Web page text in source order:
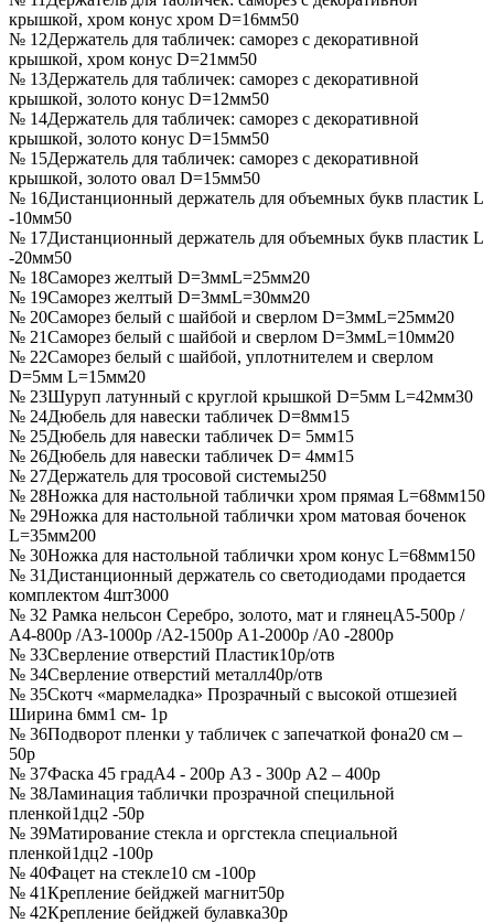
крышкой, хром конус хром D=16мм50
№ 12Держатель для табличек: саморез с декоративной
крышкой, хром конус D=21мм50
№ 13Держатель для табличек: саморез с декоративной
крышкой, золото конус D=12мм50
№ 14Держатель для табличек: саморез с декоративной
крышкой, золото конус D=15мм50
№ 15Держатель для табличек: саморез с декоративной
крышкой, золото овал D=15мм50
№ 16Дистанционный держатель для объемных букв пластик L
-10мм50
№ 17Дистанционный держатель для объемных букв пластик L
-20мм50
№ 18Саморез желтый D=3ммL=25мм20
№ 19Саморез желтый D=3ммL=30мм20
№ 20Саморез белый с шайбой и сверлом D=3ммL=25мм20
№ 21Саморез белый с шайбой и сверлом D=3ммL=10мм20
№ 22Саморез белый с шайбой, уплотнителем и сверлом
D=5мм L=15мм20
№ 23Шуруп латунный с круглой крышкой D=5мм L=42мм30
№ 24Дюбель для навески табличек D=8мм15
№ 25Дюбель для навески табличек D= 5мм15
№ 26Дюбель для навески табличек D= 4мм15
№ 27Держатель для тросовой системы250
№ 28Ножка для настольной таблички хром прямая L=68мм150
№ 29Ножка для настольной таблички хром матовая боченок
L=35мм200
№ 30Ножка для настольной таблички хром конус L=68мм150
№ 31 Дистанционный держатель со светодиодами продается
комплектом 4шт3000
№ 32 Рамка нельсон Серебро, золото, мат и глянецА5-500р /
А4-800р /А3-1000р /А2-1500р А1-2000р /А0 -2800р
№ 33Сверление отверстий Пластик10р/отв
№ 34Сверление отверстий металл40р/отв
№ 35Скотч «мармеладка» Прозрачный с высокой отшезией
Ширина 6мм1 см- 1р
№ 36Подворот пленки у табличек с запечаткой фона20 см –
50р
№ 37Фаска 45 градА4 - 200р А3 - 300р А2 – 400р
№ 38Ламинация таблички прозрачной специльной
пленкой1дц2 -50р
№ 39Матирование стекла и оргстекла специальной
пленкой1дц2 -100р
№ 40Фацет на стекле10 см -100р
№ 41Крепление бейджей магнит50р
№ 42Крепление бейджей булавка30р